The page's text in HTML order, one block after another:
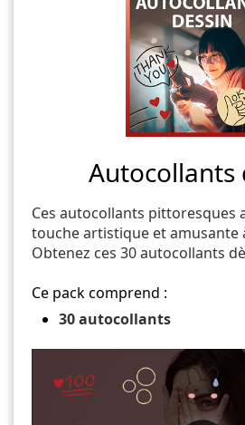
Autocollants
Ces autocollants pittoresques
touche artistique et amusante
Obtenez ces 30 autocollants
Ce pack comprend :
30 autocollants